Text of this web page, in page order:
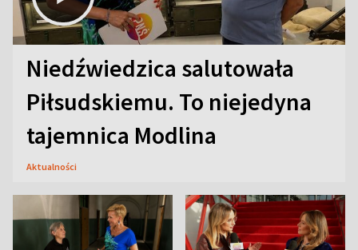
Niedźwiedzica salutowała
Piłsudskiemu. To niejedyna
tajemnica Modlina
Aktualności